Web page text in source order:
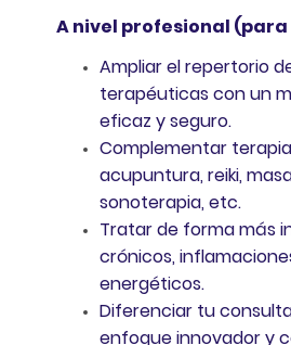
A nivel profesional
Ampliar el repertorio
terapéuticas con un
eficaz y seguro.
Complementar
acupuntura, reiki,
sonoterapia, etc.
Tratar de forma más
crónicos,
energéticos.
Diferenciar tu
enfoque innovador y